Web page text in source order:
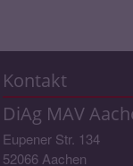
Kontakt
DiAg MAV
Eupener Str. 134
52066 Aachen